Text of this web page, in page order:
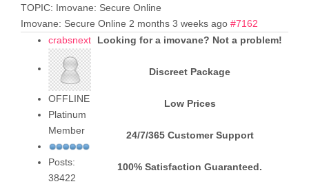
TOPIC: Imovane: Secure Online
Imovane: Secure Online 2 months 3 weeks ago #7162
crabsnext
OFFLINE
Platinum
Member
Posts:
38422
Looking for a imovane? Not a problem!
Discreet Package
Low Prices
24/7/365 Customer Support
100% Satisfaction Guaranteed.